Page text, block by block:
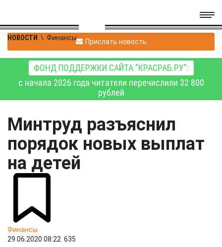
НОВОСТИ \ Финансы Прислать новость
ФОНД ПОДДЕРЖКИ САЙТА "КРАСРАБ.РУ":
с начала 2026 года читатели перечислили 32 800
рублей
Минтруд разъяснил
порядок новых выплат
на детей
Финансы
29.06.2020 08:22 635